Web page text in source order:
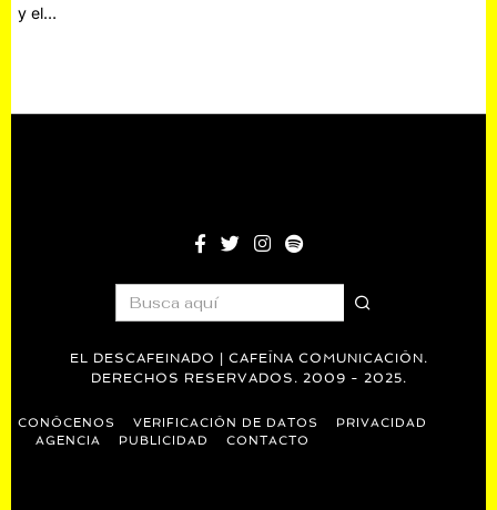
y el…
EL DESCAFEINADO | CAFEÍNA COMUNICACIÓN.
DERECHOS RESERVADOS. 2009 - 2025.
CONÓCENOS VERIFICACIÓN DE DATOS
PRIVACIDAD
AGENCIA
PUBLICIDAD CONTACTO